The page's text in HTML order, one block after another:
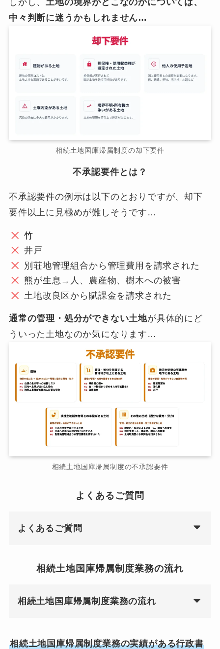
しかし、土地の境界がどこなのかについては、
中々判断に迷うかもしれません…
相続土地国庫帰属制度の却下要件
不承認要件とは？
不承認要件の例示は以下のとおりですが、却下
要件以上に見極めが難しそうです…
竹
井戸
別荘地管理組合から管理費用を請求された
熊が生息→人、農産物、樹木への被害
土地改良区から賦課金を請求された
通常の管理・処分ができない土地が具体的にど
ういった土地なのか気になります…
相続土地国庫帰属制度の不承認要件
よくあるご質問
よくあるご質問
相続土地国庫帰属制度業務の流れ
相続土地国庫帰属制度業務の流れ
相続土地国庫帰属制度業務の実績がある行政書